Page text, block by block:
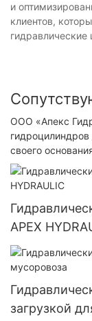
и
клиентов,
ООО «Апекс
своего
APEX
загрузкой